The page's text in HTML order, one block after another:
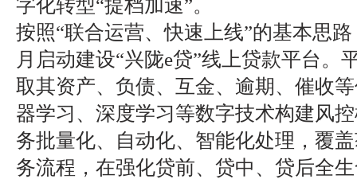
字化转型“提档加速”。
按照“联合运营、快速上线”的基本思
月启动建设“兴陇e贷”线上贷款平台。
取其资产、负债、互金、逾期、催收
器学习、深度学习等数字技术构建风
务批量化、自动化、智能化处理，覆
务流程，在强化贷前、贷中、贷后全